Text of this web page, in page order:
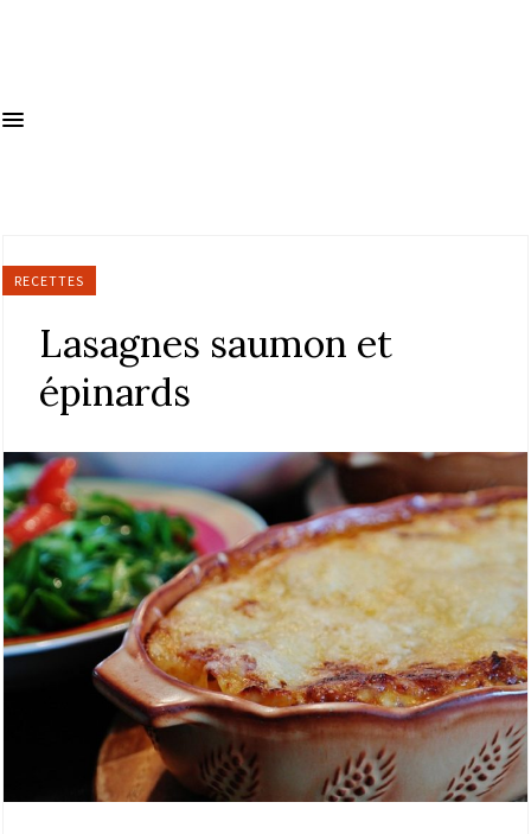
RECETTES
Lasagnes saumon et
épinards